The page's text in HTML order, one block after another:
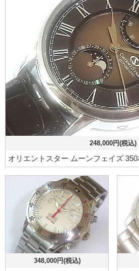
248,000円(税込)
オリエントスター ムーンフェイズ
348,000円(税込)